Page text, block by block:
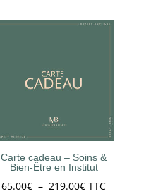
Carte cadeau – Soins &
Bien-Être en Institut
65.00€ – 219.00€Plage
TTC